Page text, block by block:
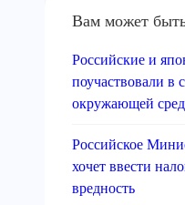
Вам может
Российские и
поучаствовали в
окружающей
Российское
хочет ввести
вредность